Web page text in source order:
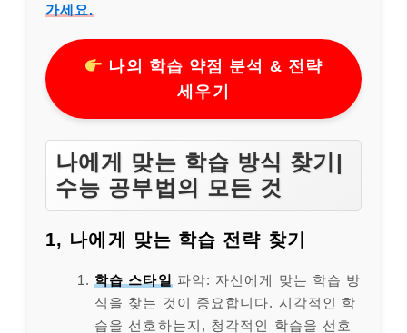
가세요.
나의 학습 약점 분석 & 전략
세우기
나에게 맞는 학습 방식 찾기|
수능 공부법의 모든 것
1, 나에게 맞는 학습 전략 찾기
학습 스타일 파악: 자신에게 맞는 학습 방
식을 찾는 것이 중요합니다. 시각적인 학
습을 선호하는지, 청각적인 학습을 선호